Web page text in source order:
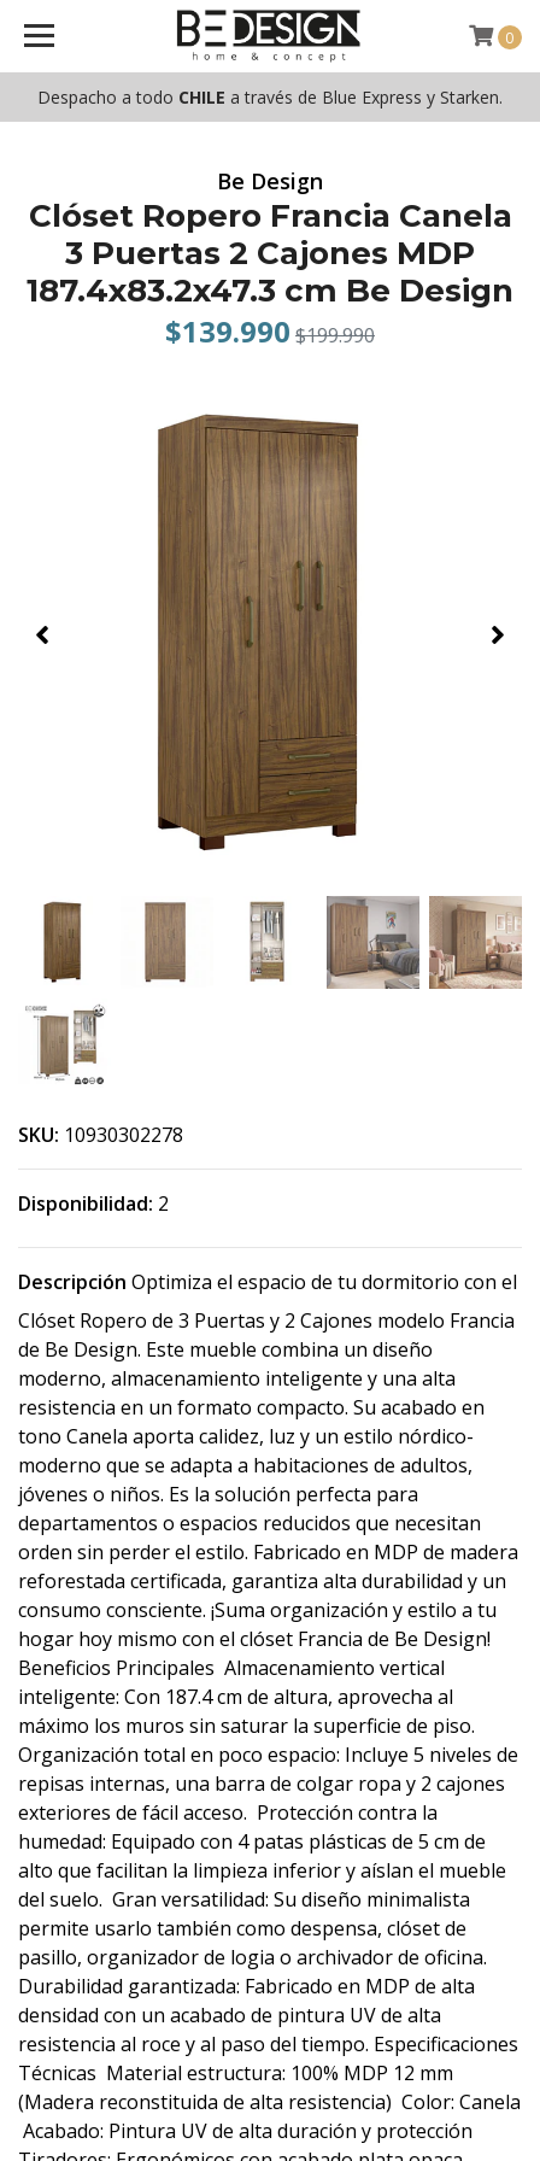
Despacho a todo CHILE a través de Blue Express y Starken.
0
Be Design
Clóset Ropero Francia Canela
3 Puertas 2 Cajones MDP
187.4x83.2x47.3 cm Be Design
$139.990 $199.990
SKU: 10930302278
Disponibilidad: 2
Descripción Optimiza el espacio de tu dormitorio con el
Clóset Ropero de 3 Puertas y 2 Cajones modelo Francia
de Be Design. Este mueble combina un diseño
moderno, almacenamiento inteligente y una alta
resistencia en un formato compacto. Su acabado en
tono Canela aporta calidez, luz y un estilo nórdico-
moderno que se adapta a habitaciones de adultos,
jóvenes o niños. Es la solución perfecta para
departamentos o espacios reducidos que necesitan
orden sin perder el estilo. Fabricado en MDP de madera
reforestada certificada, garantiza alta durabilidad y un
consumo consciente. ¡Suma organización y estilo a tu
hogar hoy mismo con el clóset Francia de Be Design!
Beneficios Principales  Almacenamiento vertical
inteligente: Con 187.4 cm de altura, aprovecha al
máximo los muros sin saturar la superficie de piso. 
Organización total en poco espacio: Incluye 5 niveles de
repisas internas, una barra de colgar ropa y 2 cajones
exteriores de fácil acceso.  Protección contra la
humedad: Equipado con 4 patas plásticas de 5 cm de
alto que facilitan la limpieza inferior y aíslan el mueble
del suelo.  Gran versatilidad: Su diseño minimalista
permite usarlo también como despensa, clóset de
pasillo, organizador de logia o archivador de oficina. 
Durabilidad garantizada: Fabricado en MDP de alta
densidad con un acabado de pintura UV de alta
resistencia al roce y al paso del tiempo. Especificaciones
Técnicas  Material estructura: 100% MDP 12 mm
(Madera reconstituida de alta resistencia)  Color: Canela
 Acabado: Pintura UV de alta duración y protección 